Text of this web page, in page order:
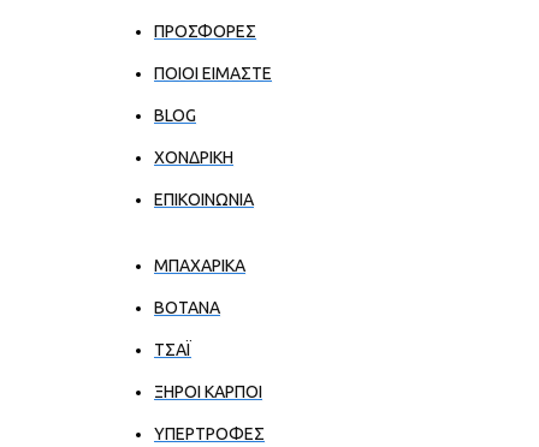
ΠΡΟΣΦΟΡΕΣ
ΠΟΙΟΙ ΕΊΜΑΣΤΕ
BLOG
ΧΟΝΔΡΙΚΉ
ΕΠΙΚΟΙΝΩΝΊΑ
ΜΠΑΧΑΡΙΚΑ
ΒΟΤΑΝΑ
ΤΣΑΪ
ΞΗΡΟΙ ΚΑΡΠΟΙ
ΥΠΕΡΤΡΟΦΕΣ